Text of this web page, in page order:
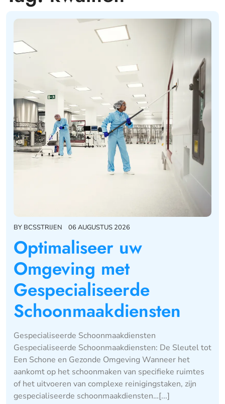
BY BCSSTRIJEN 06 AUGUSTUS 2026
Optimaliseer uw
Omgeving met
Gespecialiseerde
Schoonmaakdiensten
Gespecialiseerde Schoonmaakdiensten
Gespecialiseerde Schoonmaakdiensten: De Sleutel tot
Een Schone en Gezonde Omgeving Wanneer het
aankomt op het schoonmaken van specifieke ruimtes
of het uitvoeren van complexe reinigingstaken, zijn
gespecialiseerde schoonmaakdiensten…[...]